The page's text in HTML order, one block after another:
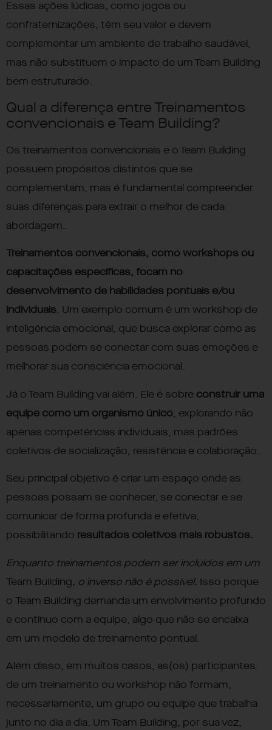
Essas ações lúdicas, como jogos ou
confraternizações, têm seu valor e devem
complementar um ambiente de trabalho saudável,
mas não substituem o impacto de um Team Building
bem estruturado.
Qual a diferença entre Treinamentos
convencionais e Team Building?
Os treinamentos convencionais e o Team Building
possuem propósitos distintos que se
complementam, mas é fundamental compreender
suas diferenças para extrair o melhor de cada
abordagem.
Treinamentos convencionais, como workshops ou
capacitações específicas, focam no
desenvolvimento de habilidades pontuais e/ou
individuais. Um exemplo comum é um workshop de
inteligência emocional, que busca explorar como as
pessoas podem se conectar com suas emoções e
melhorar sua consciência emocional​.
Já o Team Building vai além. Ele é sobre construir uma
equipe como um organismo único , explorando não
apenas competências individuais, mas padrões
coletivos de socialização, resistência e colaboração.
Seu principal objetivo é criar um espaço onde as
pessoas possam se conhecer, se conectar e se
comunicar de forma profunda e efetiva,
possibilitando resultados coletivos mais robustos​.
Enquanto treinamentos podem ser incluídos em um
Team Building, o inverso não é possível. Isso porque
o Team Building demanda um envolvimento profundo
e contínuo com a equipe, algo que não se encaixa
em um modelo de treinamento pontual.
Além disso, em muitos casos, as(os) participantes
de um treinamento ou workshop não formam,
necessariamente, um grupo ou equipe que trabalha
junto no dia a dia. Um Team Building, por sua vez,